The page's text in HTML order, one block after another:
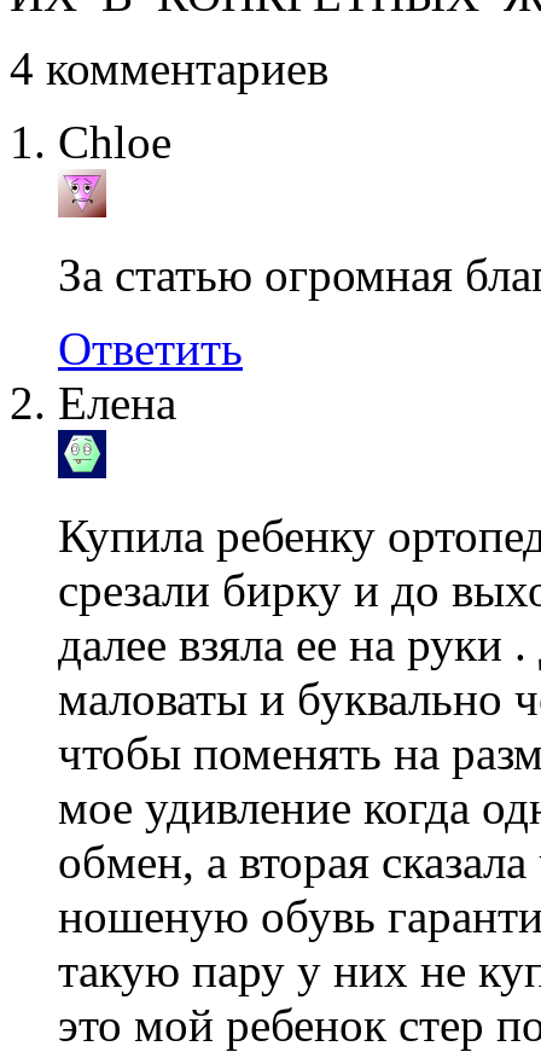
4 комментариев
Chloe
За статью огромная
Ответить
Елена
Купила ребенку
срезали бирку и до
далее взяла ее на
маловаты и буквально
чтобы поменять на
мое удивление когда
обмен, а вторая
ношеную обувь
такую пару у них не
это мой ребенок стер